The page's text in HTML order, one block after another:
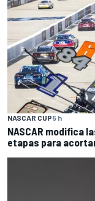
NASCAR CUP5 h
NASCAR modifica
etapas para